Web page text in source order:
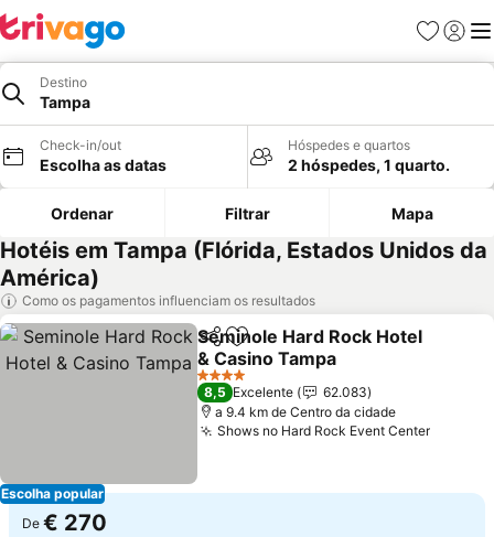
Favoritos
Iniciar
Destino
Tampa
Check-in/out
Escolha as datas
Hóspedes e quartos
2 hóspedes, 1 quarto.
Ordenar Filtrar Mapa
Hotéis em Tampa (Flórida, Estados Unidos da
América)
Como os pagamentos influenciam os resultados
Escolha popular
PartilharAdicionar aos favoritos
Seminole Hard Rock Hotel
& Casino Tampa
4 Estrelas
8,5 Excelente
62.083
a 9.4 km de Centro da cidade
Shows no Hard Rock Event Center
De € 270